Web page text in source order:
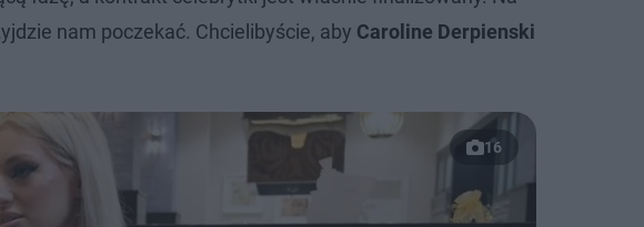
nam poczekać. Chcielibyście, aby Caroline Derpienski
16